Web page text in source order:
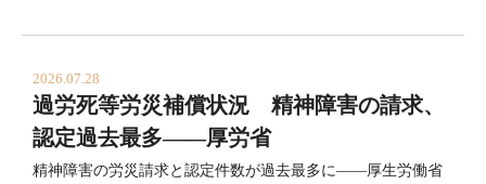
2026.07.28
過労死等労災補償状況 精神障害の請求、
認定過去最多――厚労省
精神障害の労災請求と認定件数が過去最多に――厚生労働省